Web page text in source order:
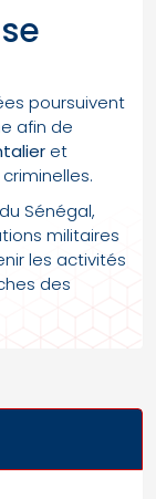
poursuivent
afin de
et
Sénégal,
militaires
les activités
des